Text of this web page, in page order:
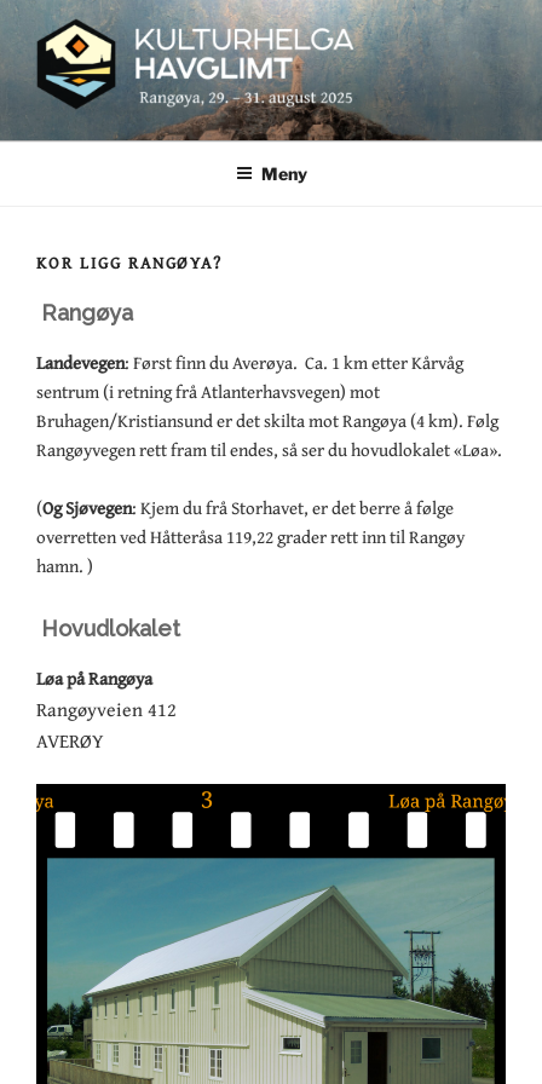
Gå
vidare
hovudinnhaldet
KULTURHELGA HAVGLIMT
Rangøya, 29. – 31. august 2025
Meny
KOR LIGG RANGØYA?
Rangøya
Landevegen: Først finn du Averøya. Ca. 1 km etter Kårvåg
sentrum (i retning frå Atlanterhavsvegen) mot
Bruhagen/Kristiansund er det skilta mot Rangøya (4 km). Følg
Rangøyvegen rett fram til endes, så ser du hovudlokalet «Løa».
(OgSjøvegen: Kjem du frå Storhavet, er det berre å følge
overretten ved Håtteråsa 119,22 grader rett inn til Rangøy
hamn. )
Hovudlokalet
Løa på Rangøya
Rangøyveien 412
AVERØY